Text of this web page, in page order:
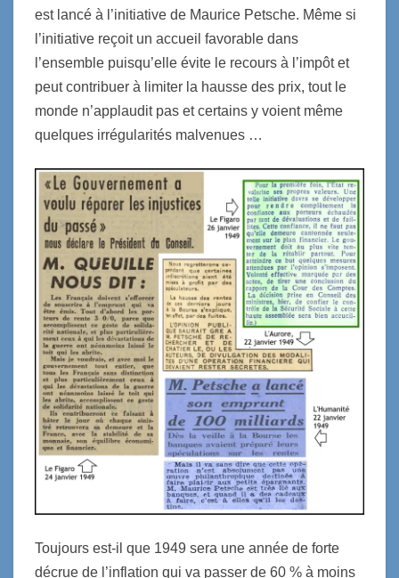
est lancé à l’initiative de Maurice Petsche. Même si
l’initiative reçoit un accueil favorable dans
l’ensemble puisqu’elle évite le recours à l’impôt et
peut contribuer à limiter la hausse des prix, tout le
monde n’applaudit pas et certains y voient même
quelques irrégularités malvenues …
Toujours est-il que 1949 sera une année de forte
décrue de l’inflation qui va passer de 60 % à moins